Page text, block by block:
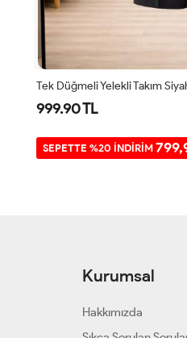
Tek Düğmeli Yelekli Takım
999.90 TL
SEPETTE %20 İNDİRİM
Kurumsal
Hakkımızda